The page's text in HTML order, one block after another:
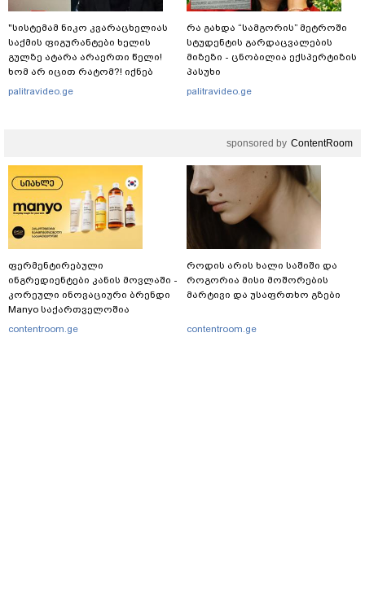
"სისტემამ ნიკო კვარაცხელიას
საქმის ფიგურანტები ხელის
გულზე ატარა არაერთი წელი!
ხომ არ იცით რატომ?! იქნებ
იმიტომ რომ თავად
palitravideo.ge
რა გახდა “სამგორის” მეტროში
სტუდენტის გარდაცვალების
მიზეზი - ცნობილია ექსპერტიზის
პასუხი
palitravideo.ge
sponsored by ContentRoom
ფერმენტირებული
ინგრედიენტები კანის მოვლაში -
კორეული ინოვაციური ბრენდი
Manyo საქართველოშია
contentroom.ge
როდის არის ხალი საშიში და
როგორია მისი მოშორების
მარტივი და უსაფრთხო გზები
contentroom.ge